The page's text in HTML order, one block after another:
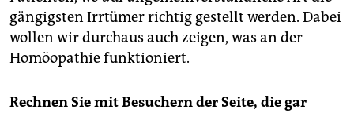
gängigsten Irrtümer richtig gestellt werden. Dabei
wollen wir durchaus auch zeigen, was an der
Homöopathie funktioniert.
Rechnen Sie mit Besuchern der Seite, die gar